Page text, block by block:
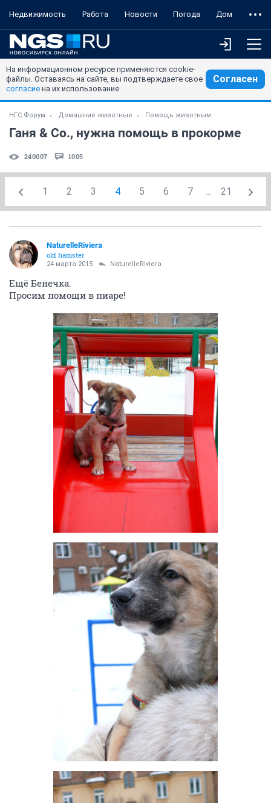
Недвижимость Работа Новости Погода Дом
На информационном ресурсе применяются cookie-
файлы. Оставаясь на сайте, вы подтверждаете свое
согласие на их использование.
Согласен
НГС.Форум Домашние животные Помощь животным
Ганя & Co., нужна помощь в прокорме
240007 1005
1 2 3 4 5 6 7 ... 21
NaturelleRiviera
old hamster
24 марта 2015 NaturelleRiviera
Ещё Бенечка.
Просим помощи в пиаре!